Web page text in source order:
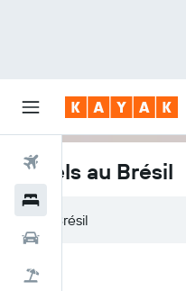
Vols
Hôtels au Brésil